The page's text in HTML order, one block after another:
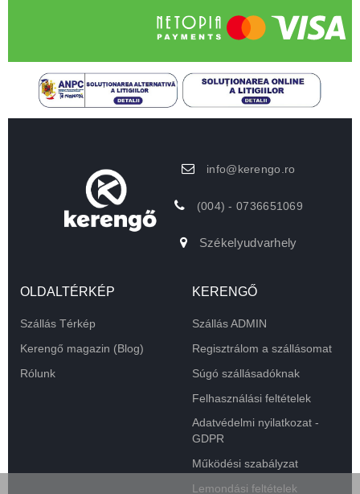
info@kerengo.ro
(004) - 0736651069
Székelyudvarhely
OLDALTÉRKÉP
Szállás Térkép
Kerengő magazin (Blog)
Rólunk
KERENGŐ
Szállás ADMIN
Regisztrálom a szállásomat
Súgó szállásadóknak
Felhasználási feltételek
Adatvédelmi nyilatkozat -
GDPR
Működési szabályzat
Lemondási feltételek